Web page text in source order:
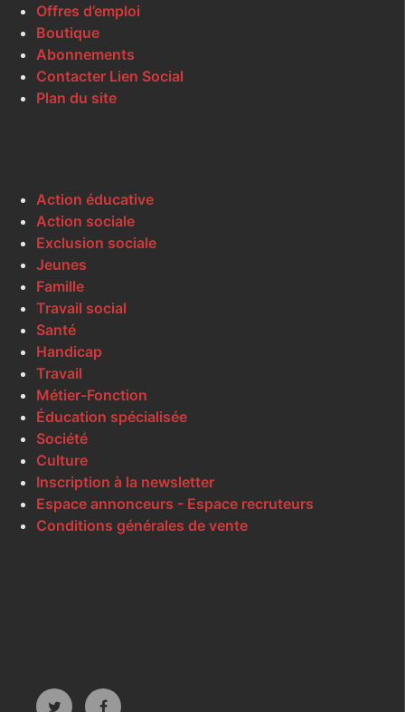
Offres d’emploi
Boutique
Abonnements
Contacter Lien Social
Plan du site
Action éducative
Action sociale
Exclusion sociale
Jeunes
Famille
Travail social
Santé
Handicap
Travail
Métier-Fonction
Éducation spécialisée
Société
Culture
Inscription à la newsletter
Espace annonceurs - Espace recruteurs
Conditions générales de vente